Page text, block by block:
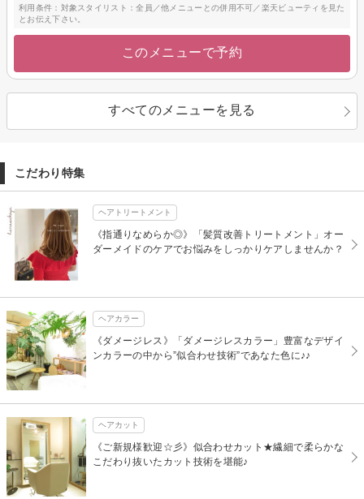
利用条件：対象スタイリスト：全員／他メニューとの併用不可／楽天ビューティを見た
とお伝え下さい。
このメニューで予約
すべてのメニューを見る
こだわり特集
ヘアトリートメント
《指通りなめらか◎》「髪質改善トリートメント」オー
ダーメイドのケアでお悩みをしっかりケアしませんか？
ヘアカラー
《ダメージレス》「ダメージレスカラー」豊富なデザイ
ンカラーの中から”似合わせ技術”であなた色に♪♪
ヘアカット
《ご新規様歓迎☆彡》似合わせカット★繊細で柔らかな
こだわり抜いたカット技術を堪能♪